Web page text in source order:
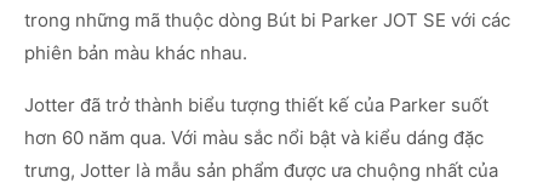
trong những mã thuộc dòng Bút bi Parker JOT SE với các
phiên bản màu khác nhau.
Jotter đã trở thành biểu tượng thiết kế của Parker suốt
hơn 60 năm qua. Với màu sắc nổi bật và kiểu dáng đặc
trưng, Jotter là mẫu sản phẩm được ưa chuộng nhất của